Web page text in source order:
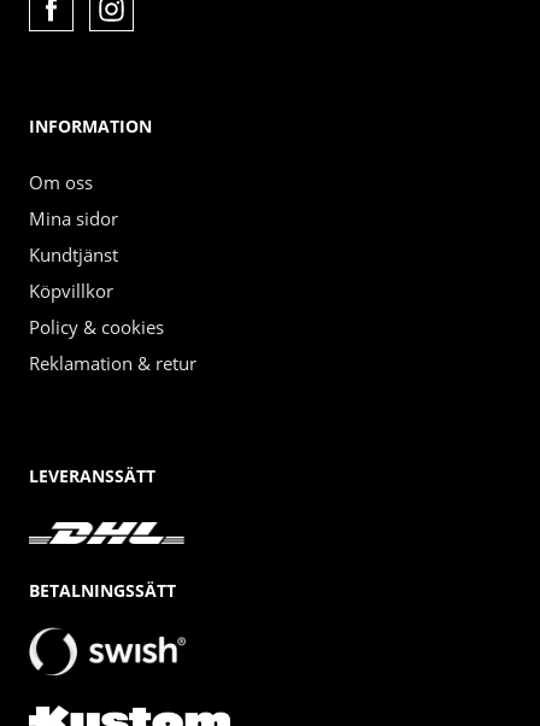
INFORMATION
Om oss
Mina sidor
Kundtjänst
Köpvillkor
Policy & cookies
Reklamation & retur
LEVERANSSÄTT
BETALNINGSSÄTT